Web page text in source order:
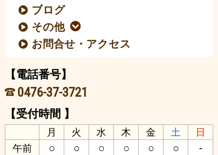
ブログ
その他
お問合せ・アクセス
【電話番号】
0476-37-3721
【受付時間 】
月 火 水 木 金 土
日
午前
○ ○ ○ ○ ○ ○ -